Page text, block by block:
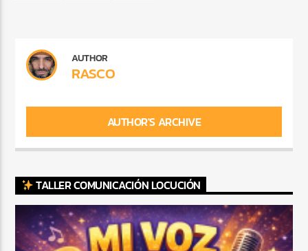
AUTHOR
RASCO
AUTHOR'S ARCHIVE
TALLER COMUNICACIÓN LOCUCIÓN